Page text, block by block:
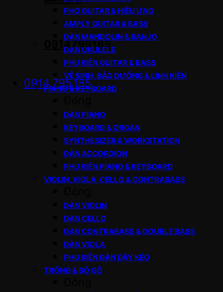
0914795185
0914.795.185
PHƠ GUITAR & HIỆU ỨNG
AMPLY GUITAR & BASS
ĐÀN MANDOLIN & BANJO
ĐÀN UKULELE
PHỤ KIỆN GUITAR & BASS
VỆ SINH, BẢO DƯỠNG & LINH KIỆN
PIANO & KEYBOARD
ĐÀN PIANO
KEYBOARD & ORGAN
SYNTHESIZER & WORKSTATION
ĐÀN ACCORDION
PHỤ KIỆN PIANO & KEYBOARD
VIOLIN, VIOLA, CELLO & CONTRABASS
ĐÀN VIOLIN
ĐÀN CELLO
ĐÀN CONTRABASS & DOUBLE BASS
ĐÀN VIOLA
PHỤ KIỆN ĐÀN DÂY KÉO
TRỐNG & BỘ GÕ